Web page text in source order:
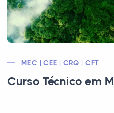
MEC | CEE | CRQ | CFT
Curso Técnico em